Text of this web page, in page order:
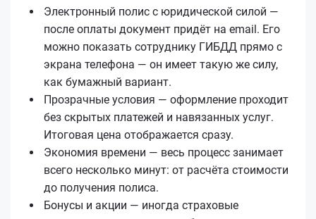
Электронный полис с юридической силой —
после оплаты документ придёт на email. Его
можно показать сотруднику ГИБДД прямо с
экрана телефона — он имеет такую же силу,
как бумажный вариант.
Прозрачные условия — оформление проходит
без скрытых платежей и навязанных услуг.
Итоговая цена отображается сразу.
Экономия времени — весь процесс занимает
всего несколько минут: от расчёта стоимости
до получения полиса.
Бонусы и акции — иногда страховые